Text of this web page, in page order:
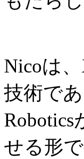
Nicoは
技術で
せる形